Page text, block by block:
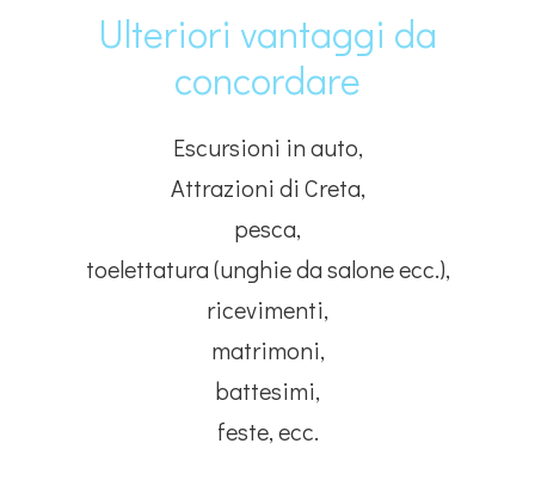
Ulteriori vantaggi da
concordare
Escursioni in auto,
Attrazioni di Creta,
pesca,
toelettatura (unghie da salone ecc.),
ricevimenti,
matrimoni,
battesimi,
feste, ecc.